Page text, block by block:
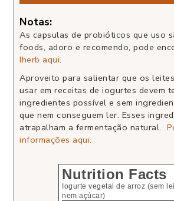
Notas:
As capsulas de probióticos que uso
foods, adoro e recomendo, pode
Iherb aqui.
Aproveito para salientar que os
usar em receitas de iogurtes devem
ingredientes possível e sem
que nem conseguem ler. Esses
atrapalham a fermentação natural.
informações aqui.
Nutrition Facts
Iogurte vegetal de arroz (sem
nem açúcar)